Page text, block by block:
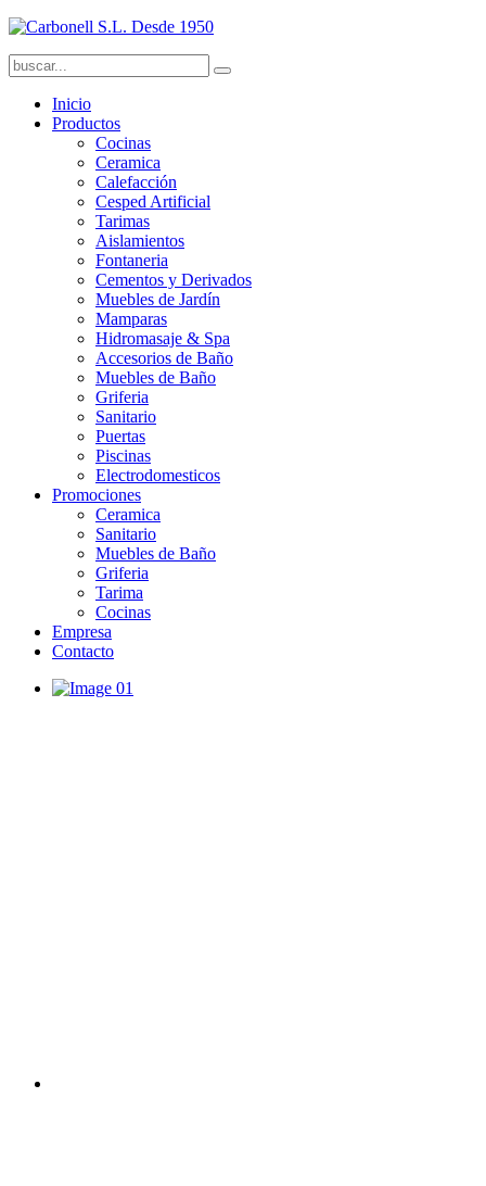
Inicio
Productos
Cocinas
Ceramica
Calefacción
Cesped Artificial
Tarimas
Aislamientos
Fontaneria
Cementos y Derivados
Muebles de Jardín
Mamparas
Hidromasaje & Spa
Accesorios de Baño
Muebles de Baño
Griferia
Sanitario
Puertas
Piscinas
Electrodomesticos
Promociones
Ceramica
Sanitario
Muebles de Baño
Griferia
Tarima
Cocinas
Empresa
Contacto